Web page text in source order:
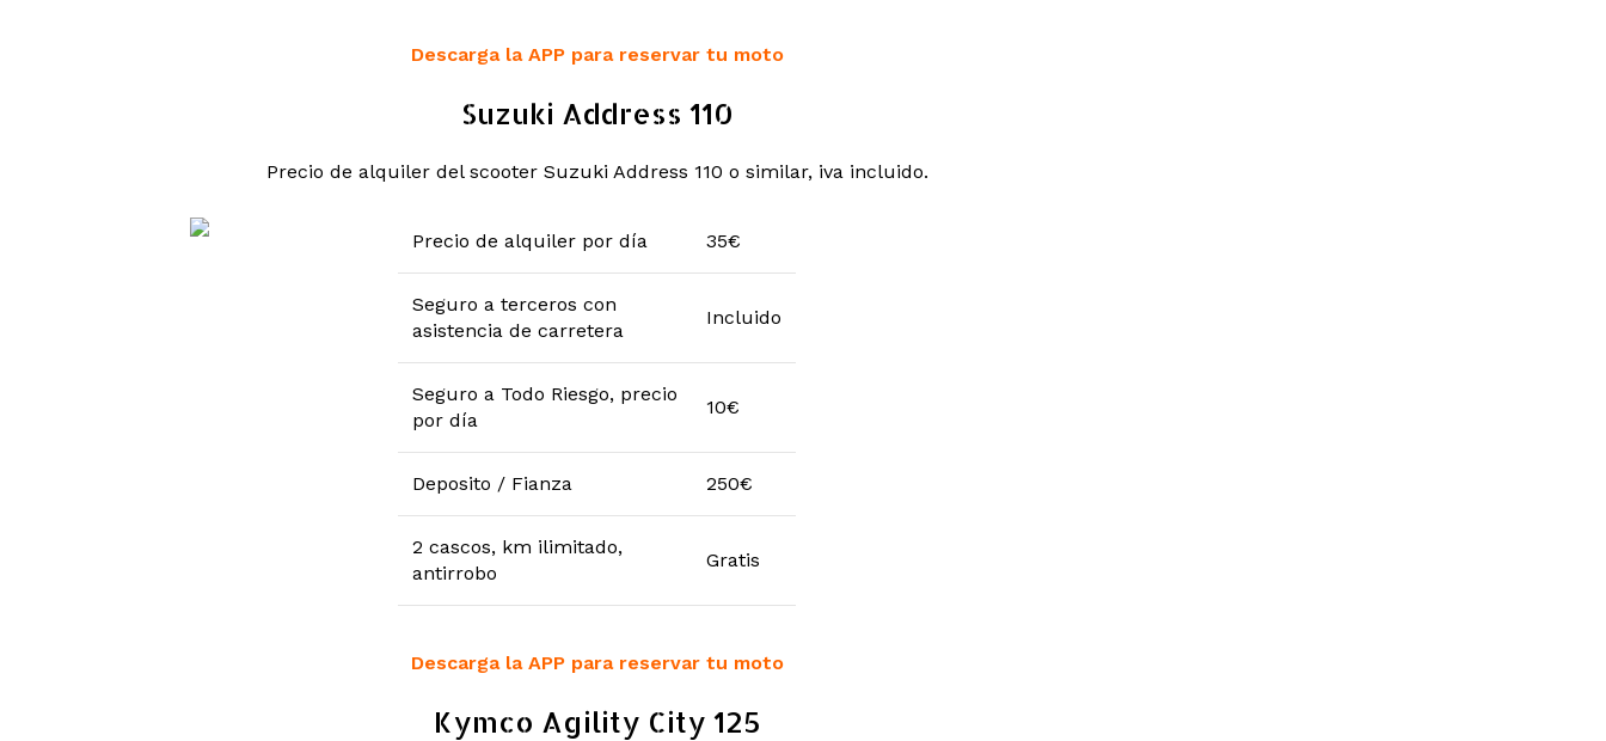
Descarga la APP para reservar tu moto
Suzuki Address 110
Precio de alquiler del scooter Suzuki Address 110 o similar, iva incluido.
Precio de alquiler por día 35€
Seguro a terceros con
asistencia de carretera
Incluido
Seguro a Todo Riesgo, precio
por día
10€
Deposito / Fianza 250€
2 cascos, km ilimitado,
antirrobo
Gratis
Descarga la APP para reservar tu moto
Kymco Agility City 125